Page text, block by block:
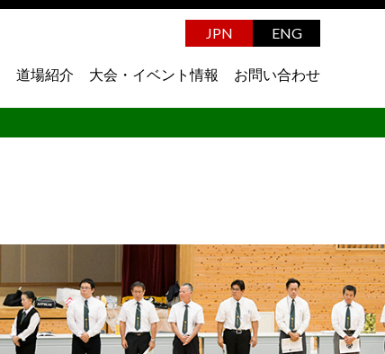
JPN ENG
道場紹介 大会・イベント情報 お問い合わせ